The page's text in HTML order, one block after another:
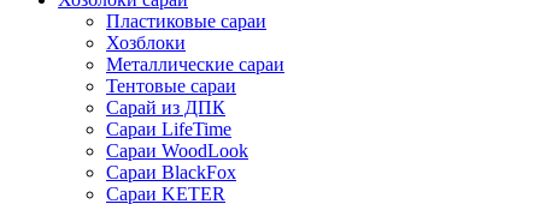
Пластиковые сараи
Хозблоки
Металлические сараи
Тентовые сараи
Сарай из ДПК
Cараи LifeTime
Cараи WoodLook
Сараи BlackFox
Сараи KETER